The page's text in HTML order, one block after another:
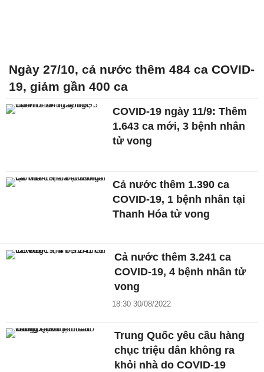
Ngày 27/10, cả nước thêm 484 ca COVID-
19, giảm gần 400 ca
COVID-19 ngày 11/9: Thêm
1.643 ca mới, 3 bệnh nhân
tử vong
Cả nước thêm 1.390 ca
COVID-19, 1 bệnh nhân tại
Thanh Hóa tử vong
Cả nước thêm 3.241 ca
COVID-19, 4 bệnh nhân tử
vong
18:30 30/08/2022
Trung Quốc yêu cầu hàng
chục triệu dân không ra
khỏi nhà do COVID-19